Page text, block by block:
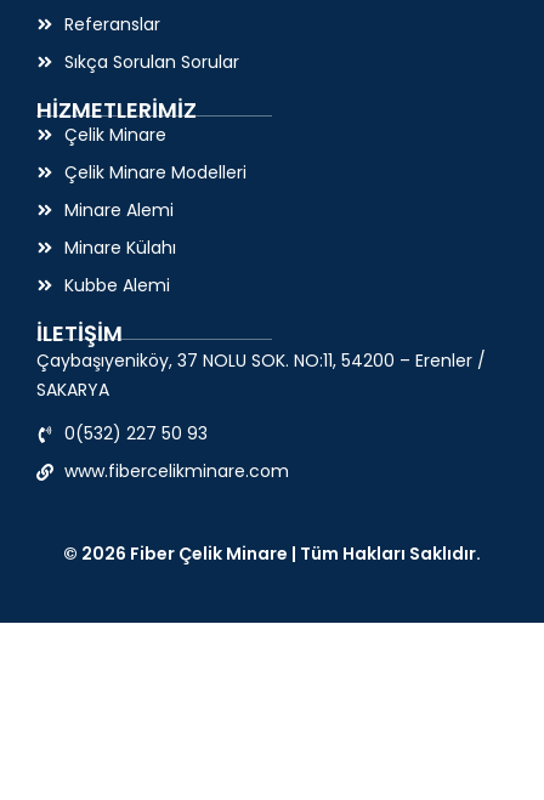
Referanslar
Sıkça Sorulan Sorular
HİZMETLERİMİZ
Çelik Minare
Çelik Minare Modelleri
Minare Alemi
Minare Külahı
Kubbe Alemi
İLETİŞİM
Çaybaşıyeniköy, 37 NOLU SOK. NO:11, 54200 – Erenler /
SAKARYA
0(532) 227 50 93
www.fibercelikminare.com
© 2026 Fiber Çelik Minare | Tüm Hakları Saklıdır.